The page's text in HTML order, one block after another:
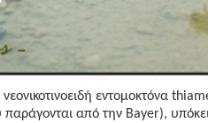
εντομοκτόνα
από την Bayer),